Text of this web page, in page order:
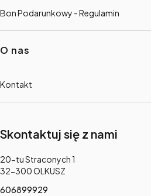
Bon Podarunkowy - Regulamin
O nas
Kontakt
Skontaktuj się z nami
Adres:
20-tu Straconych 1
32-300 OLKUSZ
606899929